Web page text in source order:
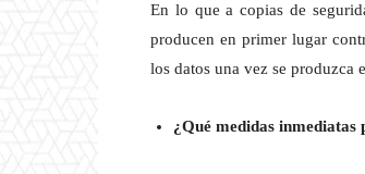
En lo que a copias de
producen en primer lugar
los datos una vez se produzca
¿Qué medidas inmediatas